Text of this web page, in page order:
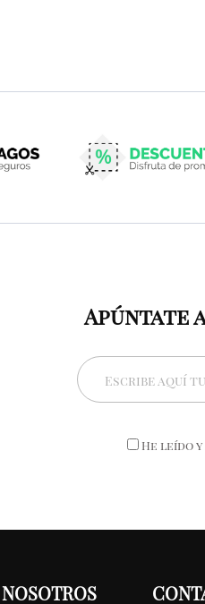
Apúntate
He leído
NOSOTROS